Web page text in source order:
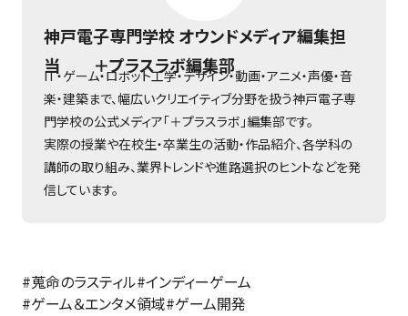
神戸電子専門学校 オウンドメディア編集担
当 ＋プラスラボ編集部
IT・ゲーム・ロボット工学・デザイン・動画・アニメ・声優・音
楽・建築まで、幅広いクリエイティブ分野を扱う神戸電子専
門学校の公式メディア「＋プラスラボ」編集部です。
実際の授業や在校生・卒業生の活動・作品紹介、各学科の
講師の取り組み、業界トレンドや進路選択のヒントなどを発
信しています。
#蒐命のラスティル#インディーゲーム
#ゲーム＆エンタメ領域#ゲーム開発